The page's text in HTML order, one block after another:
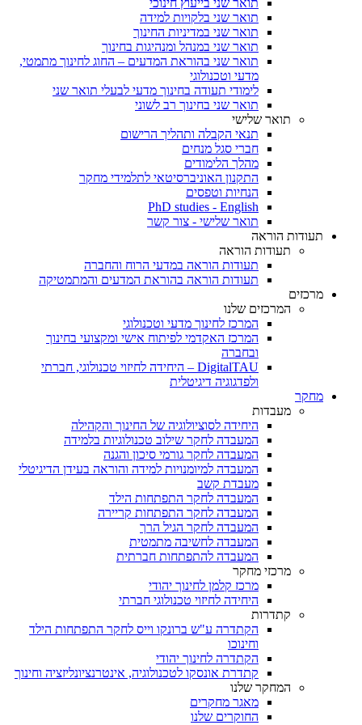
תואר שני בייעוץ חינוכי
תואר שני בלקויות למידה
תואר שני במדיניות החינוך
תואר שני במנהל ומנהיגות בחינוך
תואר שני בהוראת המדעים – החוג לחינוך מתמטי,
מדעי וטכנולוגי
לימודי תעודה בחינוך מדעי לבעלי תואר שני
תואר שני בחינוך רב לשוני
תואר שלישי
תנאי הקבלה ותהליך הרישום
חברי סגל מנחים
מהלך הלימודים
התקנון האוניברסיטאי לתלמידי מחקר
הנחיות וטפסים
PhD studies - English
תואר שלישי - צור קשר
תעודות הוראה
תעודות הוראה
תעודות הוראה במדעי הרוח והחברה
תעודות הוראה בהוראת המדעים והמתמטיקה
מרכזים
המרכזים שלנו
המרכז לחינוך מדעי וטכנולוגי
המרכז האקדמי לפיתוח אישי ומקצועי בחינוך
ובחברה
DigitalTAU – היחידה לחיזוי טכנולוגי, חברתי
ולפדגוגיה דיגיטלית
מחקר
מעבדות
היחידה לסוציולוגיה של החינוך והקהילה
המעבדה לחקר שילוב טכנולוגיות בלמידה
המעבדה לחקר גורמי סיכון והגנה
המעבדה למיומנויות למידה והוראה בעידן הדיגיטלי
מעבדת קשב
המעבדה לחקר התפתחות הילד
המעבדה לחקר התפתחות קריירה
המעבדה לחקר הגיל הרך
המעבדה לחשיבה מתמטית
המעבדה להתפתחות חברתית
מרכזי מחקר
מרכז קלמן לחינוך יהודי
היחידה לחיזוי טכנולוגי חברתי
קתדרות
הקתדרה ע"ש ברונקו וייס לחקר התפתחות הילד
וחינוכו
הקתדרה לחינוך יהודי
קתדרת אונסקו לטכנולוגיה, אינטרנציונליזציה וחינוך
המחקר שלנו
מאגר מחקרים
החוקרים שלנו